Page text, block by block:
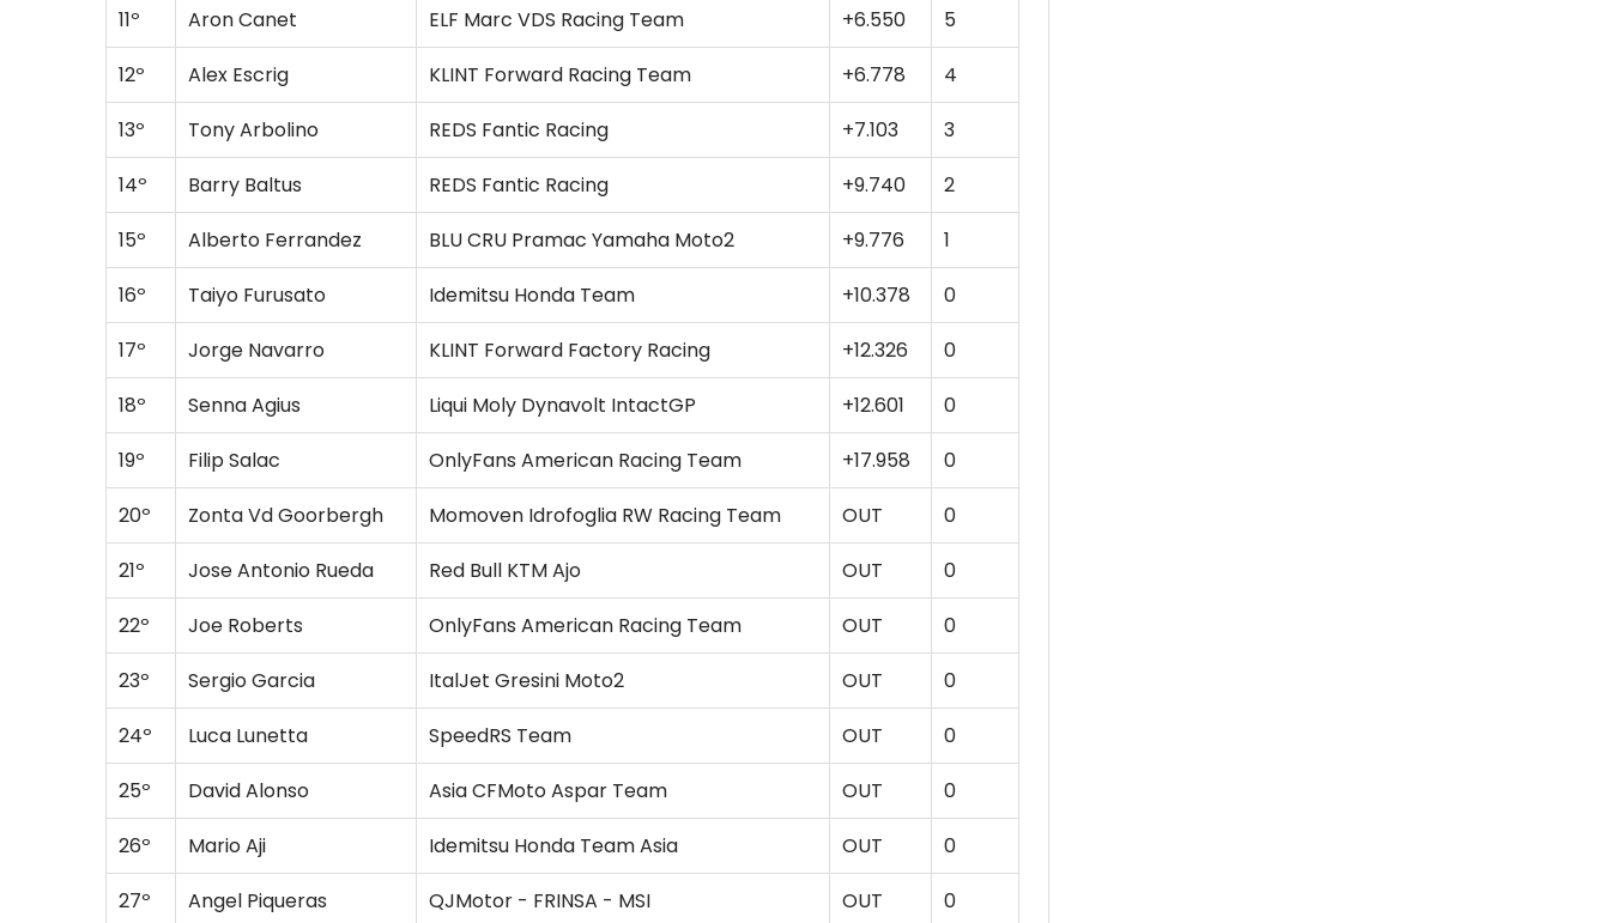
11º
Aron Canet ELF Marc VDS Racing Team +6.550
5
12º
Alex Escrig KLINT Forward Racing Team +6.778
4
13º
Tony Arbolino REDS Fantic Racing +7.103
3
14º
Barry Baltus REDS Fantic Racing +9.740
2
15º
Alberto Ferrandez BLU CRU Pramac Yamaha Moto2 +9.776
1
16º
Taiyo Furusato Idemitsu Honda Team +10.378
0
17º
Jorge Navarro KLINT Forward Factory Racing +12.326
0
18º
Senna Agius Liqui Moly Dynavolt IntactGP +12.601
0
19º
Filip Salac OnlyFans American Racing Team +17.958
0
20º
Zonta Vd Goorbergh Momoven Idrofoglia RW Racing Team OUT
0
21º
Jose Antonio Rueda Red Bull KTM Ajo OUT
0
22º
Joe Roberts OnlyFans American Racing Team OUT
0
23º
Sergio Garcia ItalJet Gresini Moto2 OUT
0
24º
Luca Lunetta SpeedRS Team OUT
0
25º
David Alonso Asia CFMoto Aspar Team OUT
0
26º
Mario Aji Idemitsu Honda Team Asia OUT
0
27º
Angel Piqueras QJMotor - FRINSA - MSI OUT 0